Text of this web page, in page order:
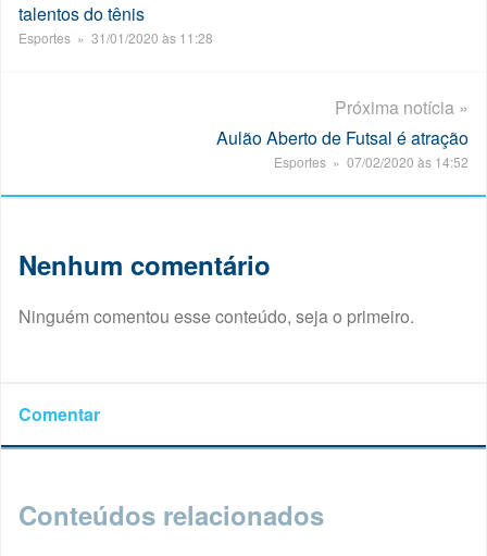
talentos do tênis
Esportes » 31/01/2020 às 11:28
Próxima notícia »
Aulão Aberto de Futsal é atração
Esportes » 07/02/2020 às 14:52
Nenhum comentário
Ninguém comentou esse conteúdo, seja o primeiro.
Comentar
Conteúdos relacionados